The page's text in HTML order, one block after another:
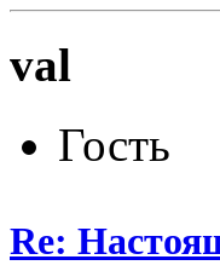
val
Гость
Re: